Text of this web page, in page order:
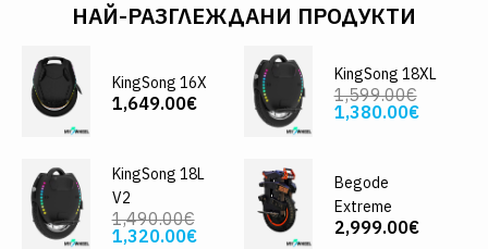
НАЙ-РАЗГЛЕЖДАНИ ПРОДУКТИ
KingSong 16X
1,649.00€
KingSong 18XL
1,599.00€
1,380.00€
KingSong 18L
V2
1,490.00€
1,320.00€
Begode
Extreme
2,999.00€